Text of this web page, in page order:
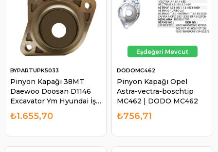
Pinyon Kapağı 38MT
Daewoo Doosan D1146
Excavator Ym Hyundai İş
Makinasi 6526201
UMM3301 | BYPART
BYPARTUPK5033
₺1.655,70
Pinyon Kapağı Opel
Astra-vectra-boschtip
MC462 | DODO MC462
DODOMC462
₺756,71